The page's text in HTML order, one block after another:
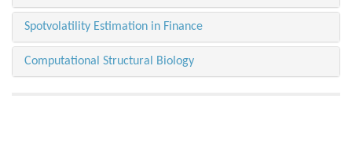
Spotvolatility Estimation in Finance
Computational Structural Biology